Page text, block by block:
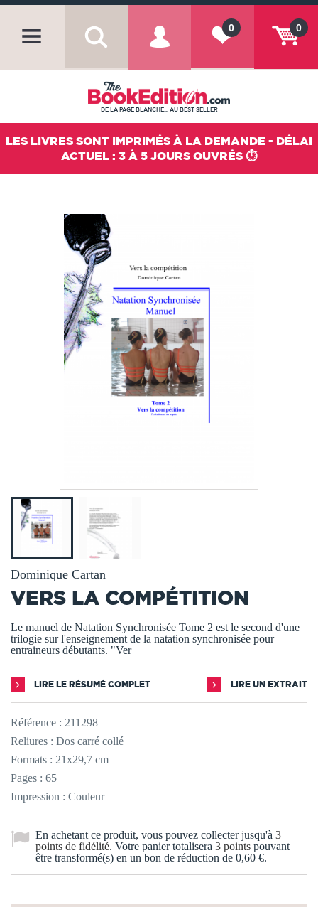
0
0
DE LA PAGE BLANCHE... AU BEST SELLER
LES LIVRES SONT IMPRIMÉS À LA DEMANDE - DÉLAI
ACTUEL : 3 À 5 JOURS OUVRÉS ⏱️
Dominique Cartan
VERS LA COMPÉTITION
Le manuel de Natation Synchronisée Tome 2 est le second d'une
trilogie sur l'enseignement de la natation synchronisée pour
entraineurs débutants. "Ver
LIRE LE RÉSUMÉ COMPLET LIRE UN EXTRAIT
Référence : 211298
Reliures : Dos carré collé
Formats : 21x29,7 cm
Pages : 65
Impression : Couleur
En achetant ce produit, vous pouvez collecter jusqu'à 3
points de fidélité. Votre panier totalisera 3 points pouvant
être transformé(s) en un bon de réduction de 0,60 €.